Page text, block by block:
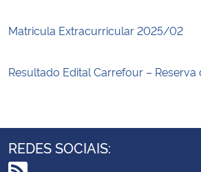
Matricula Extracurricular 2025/02
Resultado Edital Carrefour – Reserva
REDES SOCIAIS: